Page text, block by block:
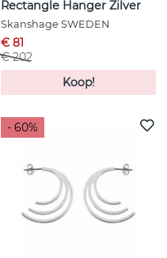
Rectangle Hanger Zilver
Skanshage SWEDEN
€ 81
€ 202
Koop!
- 60%